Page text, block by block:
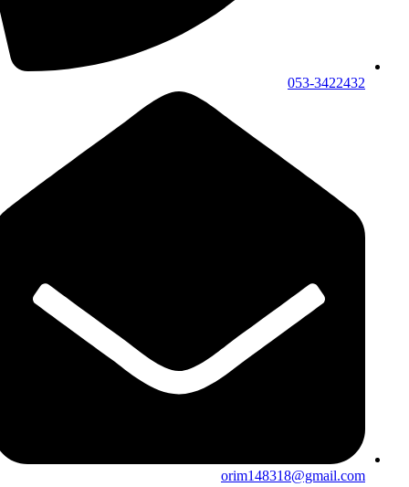
053-3422432
orim148318@gmail.com